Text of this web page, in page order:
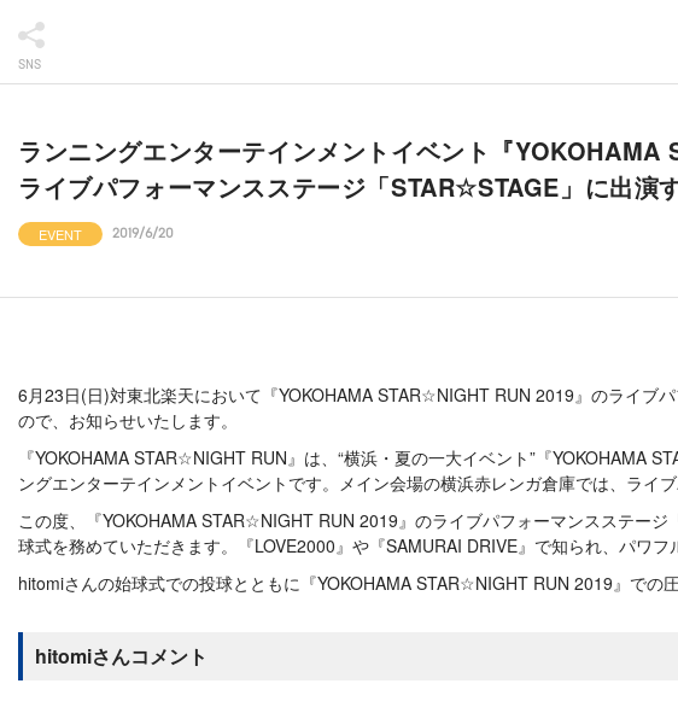
SNS
ランニングエンターテインメントイベント『YOKOHAMA
ライブパフォーマンスステージ「STAR☆STAGE」に出演
EVENT 2019/6/20
6月23日(日)対東北楽天において『YOKOHAMA STAR☆NIGHT RUN 2019』のライブ
ので、お知らせいたします。
『YOKOHAMA STAR☆NIGHT RUN』は、“横浜・夏の一大イベント”『
ングエンターテインメントイベントです。メイン会場の横浜赤レンガ倉庫では、ラ
この度、『YOKOHAMA STAR☆NIGHT RUN 2019』のライブパフォーマンスステー
球式を務めていただきます。『LOVE2000』や『SAMURAI DRIVE』で知られ、パワ
hitomiさんの始球式での投球とともに『YOKOHAMA STAR☆NIGHT RUN 2019』での
hitomiさんコメント